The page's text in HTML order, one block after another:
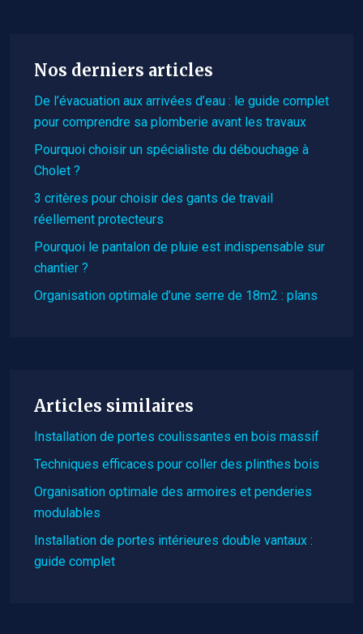
Nos derniers articles
De l’évacuation aux arrivées d’eau : le guide complet
pour comprendre sa plomberie avant les travaux
Pourquoi choisir un spécialiste du débouchage à
Cholet ?
3 critères pour choisir des gants de travail
réellement protecteurs
Pourquoi le pantalon de pluie est indispensable sur
chantier ?
Organisation optimale d’une serre de 18m2 : plans
Articles similaires
Installation de portes coulissantes en bois massif
Techniques efficaces pour coller des plinthes bois
Organisation optimale des armoires et penderies
modulables
Installation de portes intérieures double vantaux :
guide complet